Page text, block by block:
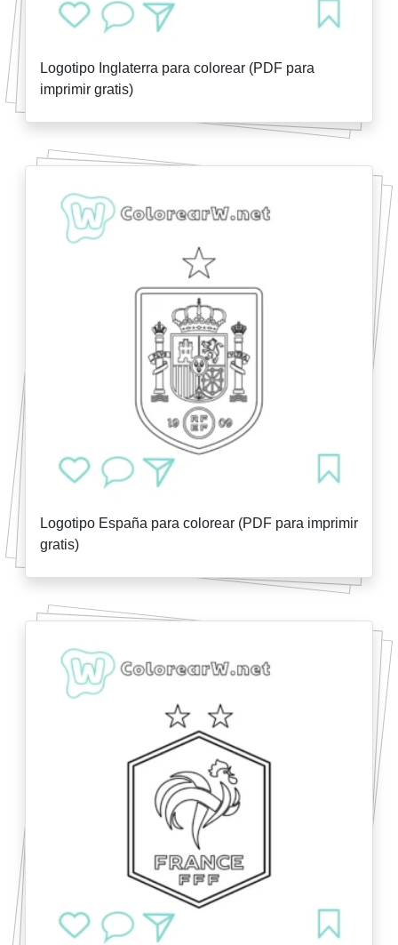
Logotipo Inglaterra para colorear (PDF para
imprimir gratis)
Logotipo España para colorear (PDF para imprimir
gratis)